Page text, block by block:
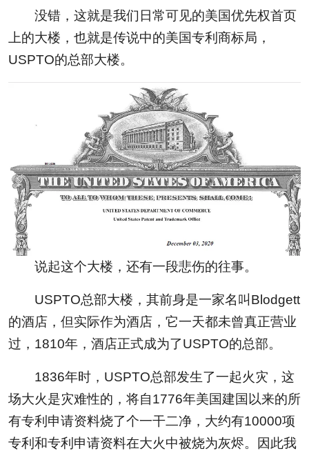
没错，这就是我们日常可见的美国优先权首页
上的大楼，也就是传说中的美国专利商标局，
USPTO的总部大楼。
说起这个大楼，还有一段悲伤的往事。
USPTO总部大楼，其前身是一家名叫Blodgett
的酒店，但实际作为酒店，它一天都未曾真正营业
过，1810年，酒店正式成为了USPTO的总部。
1836年时，USPTO总部发生了一起火灾，这
场大火是灾难性的，将自1776年美国建国以来的所
有专利申请资料烧了个一干二净，大约有10000项
专利和专利申请资料在大火中被烧为灰烬。因此我